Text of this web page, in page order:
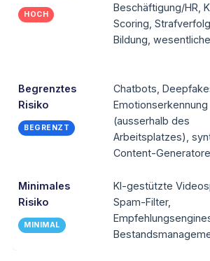
HOCH
Beschäftigung/HR,
Scoring,
Bildung,
Begrenztes
Risiko
BEGRENZT
Chatbots,
Emotionserkennung
(ausserhalb des
Arbeitsplatzes),
Content-
Minimales
Risiko
MINIMAL
KI-gestützte
Spam-Filter,